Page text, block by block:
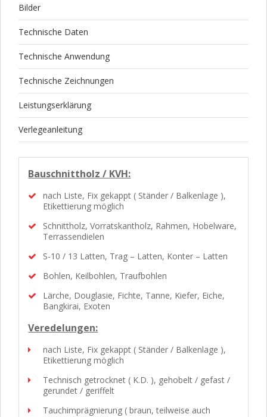
Bilder
Technische Daten
Technische Anwendung
Technische Zeichnungen
Leistungserklärung
Verlegeanleitung
Bauschnittholz / KVH:
nach Liste, Fix gekappt ( Ständer / Balkenlage ),
Etikettierung möglich
Schnittholz, Vorratskantholz, Rahmen, Hobelware,
Terrassendielen
S-10 / 13 Latten, Trag – Latten, Konter – Latten
Bohlen, Keilbohlen, Traufbohlen
Lärche, Douglasie, Fichte, Tanne, Kiefer, Eiche,
Bangkirai, Exoten
Veredelungen:
nach Liste, Fix gekappt ( Ständer / Balkenlage ),
Etikettierung möglich
Technisch getrocknet ( K.D. ), gehobelt / gefast /
gerundet / geriffelt
Tauchimprägnierung ( braun, teilweise auch